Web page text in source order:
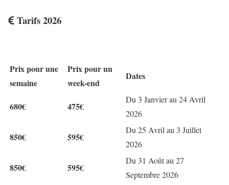
Tarifs 2026
Prix pour une
semaine
Prix pour un
week-end
Dates
680€ 475€
Du 3 Janvier au 24 Avril
2026
850€ 595€
Du 25 Avril au 3 Juillet
2026
850€ 595€
Du 31 Août au 27
Septembre 2026